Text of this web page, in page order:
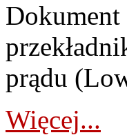
Dokument
prądu
Więcej...